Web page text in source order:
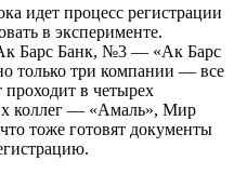
идет процесс регистрации
в эксперименте.
Барс Банк, №3 — «Ак Барс
только три компании — все
проходит в четырех
коллег — «Амаль», Мир
тоже готовят документы